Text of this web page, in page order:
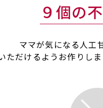
９個の
ママが気になる人工
ただけるようお作りし